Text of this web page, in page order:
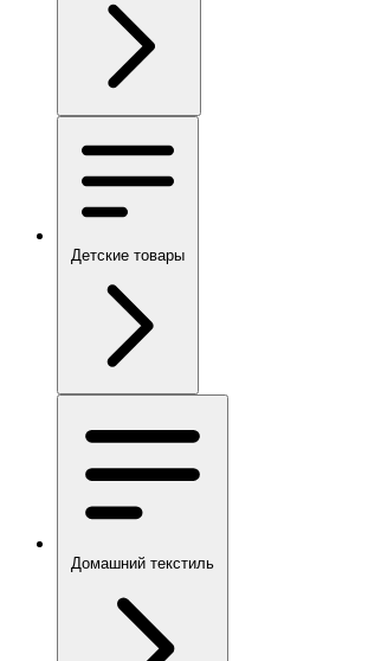
Детские товары
Домашний текстиль